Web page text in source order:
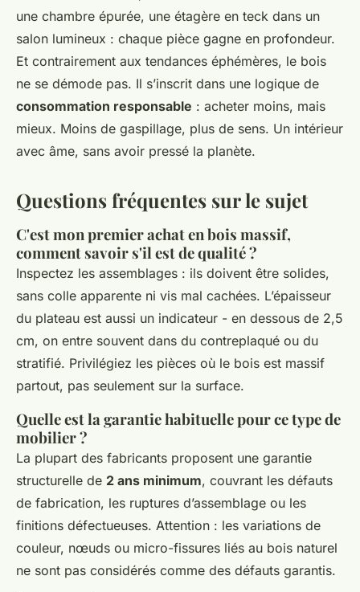
une chambre épurée, une étagère en teck dans un
salon lumineux : chaque pièce gagne en profondeur.
Et contrairement aux tendances éphémères, le bois
ne se démode pas. Il s’inscrit dans une logique de
consommation responsable : acheter moins, mais
mieux. Moins de gaspillage, plus de sens. Un intérieur
avec âme, sans avoir pressé la planète.
Questions fréquentes sur le sujet
C'est mon premier achat en bois massif,
comment savoir s'il est de qualité ?
Inspectez les assemblages : ils doivent être solides,
sans colle apparente ni vis mal cachées. L’épaisseur
du plateau est aussi un indicateur - en dessous de 2,5
cm, on entre souvent dans du contreplaqué ou du
stratifié. Privilégiez les pièces où le bois est massif
partout, pas seulement sur la surface.
Quelle est la garantie habituelle pour ce type de
mobilier ?
La plupart des fabricants proposent une garantie
structurelle de 2 ans minimum, couvrant les défauts
de fabrication, les ruptures d’assemblage ou les
finitions défectueuses. Attention : les variations de
couleur, nœuds ou micro-fissures liés au bois naturel
ne sont pas considérés comme des défauts garantis.